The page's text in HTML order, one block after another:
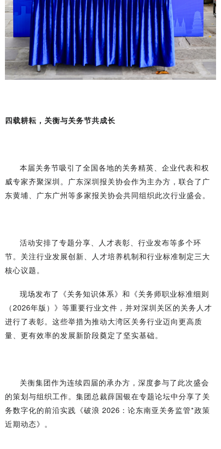
四载耕耘，关衡与关务节共成长
本届关务节吸引了全国各地的关务精英、企业代表和权
威专家齐聚深圳。广东深圳报关协会作为主办方，联合了广
东黄埔、广东广州等多家报关协会共同组织此次行业盛会。
活动安排了专题分享、人才表彰、行业发布等多个环
节。关注行业发展创新、人才培养机制和行业标准制定三大
核心议题。
现场发布了《关务知识体系》和《关务师职业标准细则
（2026年版）》等重要行业文件，并对深圳关区的关务人才
进行了表彰。这些举措为推动大湾区关务行业迈向更高质
量、更有效率的发展新阶段奠定了坚实基础。
关衡集团作为连续四届的承办方，深度参与了此次盛会
的策划与组织工作。集团总裁薛国银在专题论坛中分享了关
务数字化的前沿实践《破浪 2026：论东南亚关务监管*政策
近期动态》。